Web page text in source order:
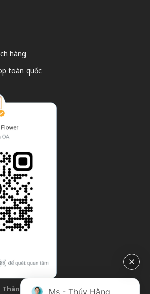
hàng
toàn quốc
Thành Công Flower| Design bởi
Ms - Thúy Hằng